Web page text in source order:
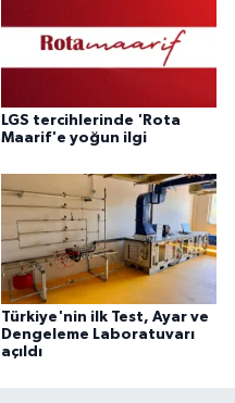
LGS tercihlerinde 'Rota
Maarif'e yoğun ilgi
Türkiye'nin ilk Test, Ayar ve
Dengeleme Laboratuvarı
açıldı